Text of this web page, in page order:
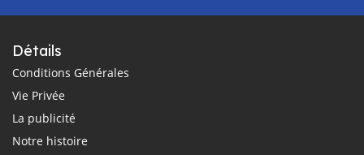
Détails
Conditions Générales
Vie Privée
La publicité
Notre histoire